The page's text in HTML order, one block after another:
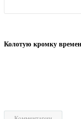
Колотую кромку